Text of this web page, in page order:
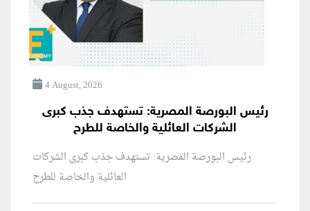
4 August, 2026
رئيس البورصة المصرية: تستهدف جذب كبرى
الشركات العائلية والخاصة للطرح
رئيس البورصة المصرية: تستهدف جذب كبرى الشركات
العائلية والخاصة للطرح